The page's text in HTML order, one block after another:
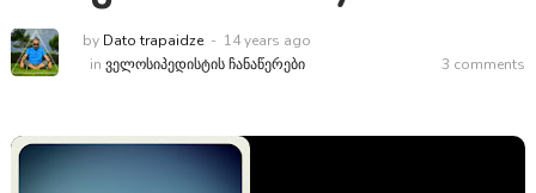
by Dato trapaidze
14 years ago
in ᲕᲔᲚᲝᲡᲘᲞᲔᲓᲘᲡᲢᲘᲡ ᲩᲐᲜᲐᲬᲔᲠᲔᲑᲘ 3 comments